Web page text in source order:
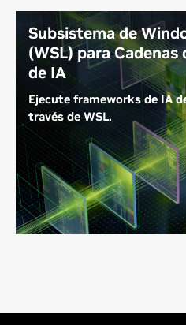
Subsistema de
(WSL) para
de IA
Ejecute frameworks de IA
través de WSL.
WSL en DGX Station
acceso a las cadenas de
en Windows.